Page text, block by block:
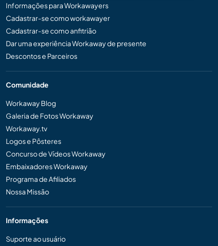
Informações para Workawayers
Cadastrar-se como workawayer
Cadastrar-se como anfitrião
Dar uma experiência Workaway de presente
Descontos e Parceiros
Comunidade
Workaway Blog
Galeria de Fotos Workaway
Workaway.tv
Logos e Pôsteres
Concurso de Vídeos Workaway
Embaixadores Workaway
Programa de Afiliados
Nossa Missão
Informações
Suporte ao usuário